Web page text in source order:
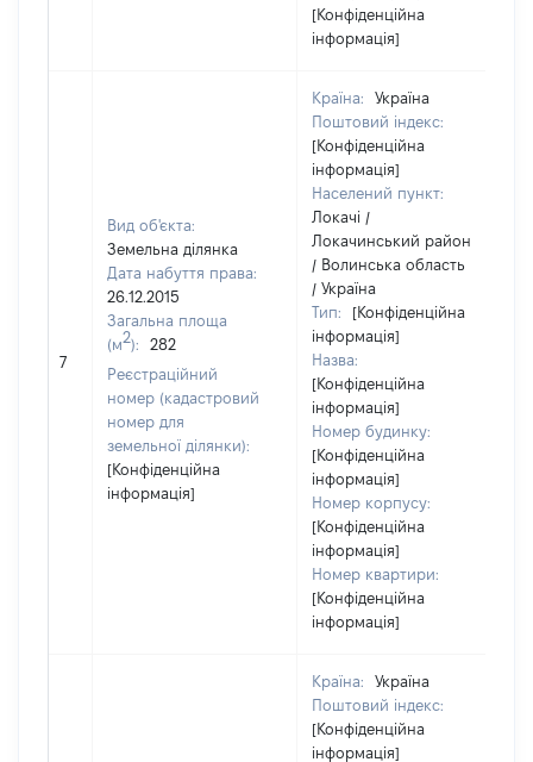
[Конфіденційна
інформація]
7
Вид об'єкта:
Земельна ділянка
Дата набуття права:
26.12.2015
Загальна площа
(м2):
282
Реєстраційний
номер (кадастровий
номер для
земельної ділянки):
[Конфіденційна
інформація]
Країна:
Україна
Поштовий індекс:
[Конфіденційна
інформація]
Населений пункт:
Локачі /
Локачинський район
/ Волинська область
/ Україна
Тип:
[Конфіденційна
інформація]
Назва:
[Конфіденційна
інформація]
Номер будинку:
[Конфіденційна
інформація]
Номер корпусу:
[Конфіденційна
інформація]
Номер квартири:
[Конфіденційна
інформація]
Країна:
Україна
Поштовий індекс:
[Конфіденційна
інформація]